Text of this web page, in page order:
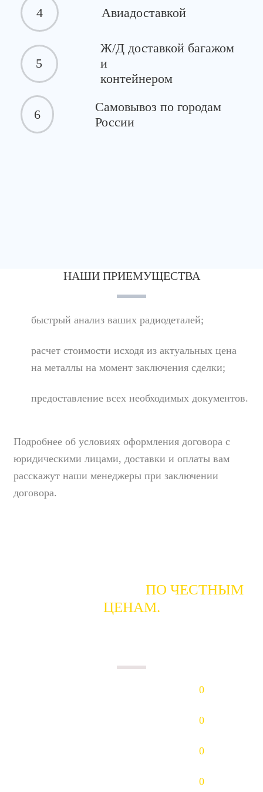
4 Авиадоставкой
5
Ж/Д доставкой багажом
и
контейнером
6
Самовывоз по городам
России
НАШИ ПРИЕМУЩЕСТВА
быстрый анализ ваших радиодеталей;
расчет стоимости исходя из актуальных цена
на металлы на момент заключения сделки;
предоставление всех необходимых документов.
Подробнее об условиях оформления договора с
юридическими лицами, доставки и оплаты вам
расскажут наши менеджеры при заключении
договора.
ПО ЧЕСТНЫМ
ЦЕНАМ.
0
0
0
0